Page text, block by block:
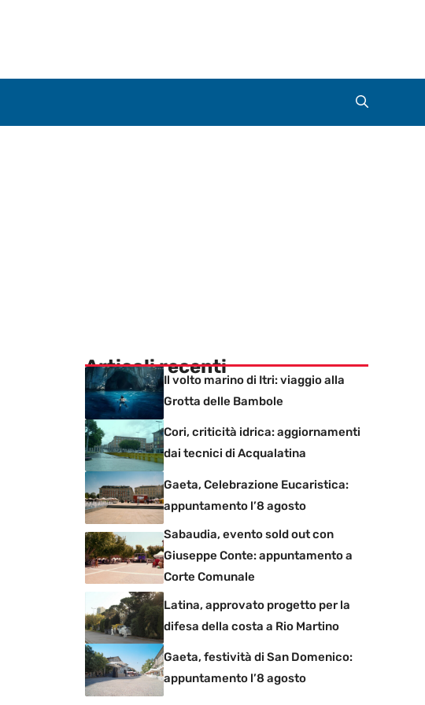
Articoli recenti
Il volto marino di Itri: viaggio alla
Grotta delle Bambole
Cori, criticità idrica: aggiornamenti
dai tecnici di Acqualatina
Gaeta, Celebrazione Eucaristica:
appuntamento l’8 agosto
Sabaudia, evento sold out con
Giuseppe Conte: appuntamento a
Corte Comunale
Latina, approvato progetto per la
difesa della costa a Rio Martino
Gaeta, festività di San Domenico:
appuntamento l’8 agosto